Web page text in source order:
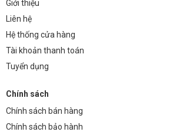
Giới thiệu
Liên hệ
Hệ thống cửa hàng
Tài khoản thanh toán
Tuyển dụng
Chính sách
Chính sách bán hàng
Chính sách bảo hành